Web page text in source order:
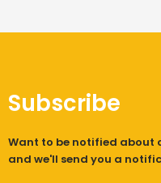
Subscribe
Want to be notified about
and we'll send you a